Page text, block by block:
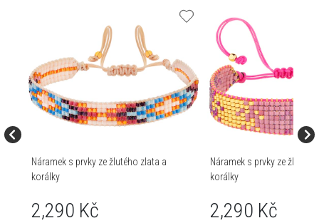
Náramek s prvky ze žlutého zlata a
korálky
2,290 Kč
Náramek s prvky ze
korálky
2,290 Kč